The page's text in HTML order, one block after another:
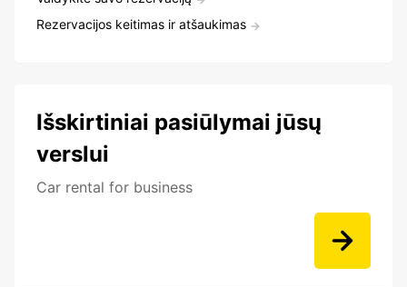
Rezervacijos keitimas ir atšaukimas
Išskirtiniai pasiūlymai jūsų
verslui
Car rental for business